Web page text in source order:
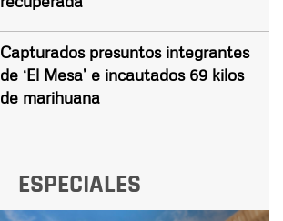
Capturados presuntos integrantes
de ‘El Mesa’ e incautados 69 kilos
de marihuana
ESPECIALES